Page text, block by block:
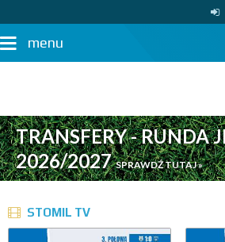
menu
TRANSFERY - RUNDA
2026/2027SPRAWDŹ TUTAJ »
STOMIL TV